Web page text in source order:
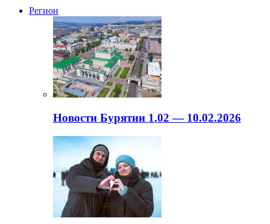
Регион
Новости Бурятии 1.02 — 10.02.2026